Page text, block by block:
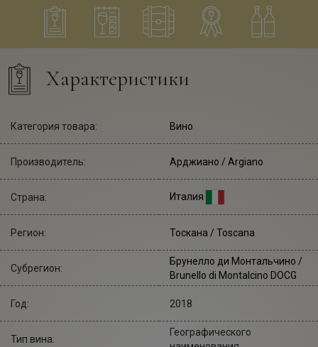
Характеристики
Категория товара: Вино
Производитель: Арджиано / Argiano
Страна: Италия
Регион: Тоскана / Toscana
Субрегион:
Брунелло ди Монтальчино /
Brunello di Montalcino DOCG
Год: 2018
Тип вина:
Географического